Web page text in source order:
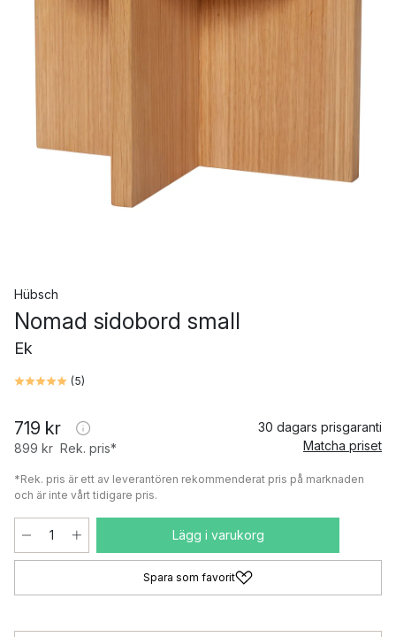
Hübsch
Nomad sidobord small
Ek
(5)
719 kr
899 kr Rek. pris*
30 dagars prisgaranti
Matcha priset
*Rek. pris är ett av leverantören rekommenderat pris på marknaden
och är inte vårt tidigare pris.
Lägg i varukorg
Spara som favorit